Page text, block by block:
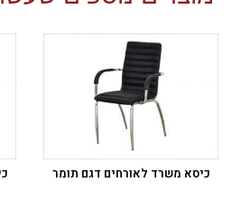
כיסא משרד לאורחים דגם תומר